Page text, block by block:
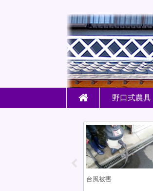
野口式農具
刃物研ぎ講習会